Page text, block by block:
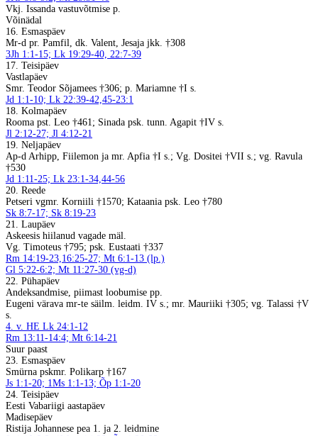
Vkj. Issanda vastuvõtmise p.
Võinädal
16. Esmaspäev
Mr-d pr. Pamfil, dk. Valent, Jesaja jkk. †308
3Jh 1:1-15; Lk 19:29-40, 22:7-39
17. Teisipäev
Vastlapäev
Smr. Teodor Sõjamees †306; p. Mariamne †I s.
Jd 1:1-10; Lk 22:39-42,45-23:1
18. Kolmapäev
Rooma pst. Leo †461; Sinada psk. tunn. Agapit †IV s.
Jl 2:12-27; Jl 4:12-21
19. Neljapäev
Ap-d Arhipp, Fiilemon ja mr. Apfia †I s.; Vg. Dositei †VII s.; vg. Ravula
†530
Jd 1:11-25; Lk 23:1-34,44-56
20. Reede
Petseri vgmr. Korniili †1570; Kataania psk. Leo †780
Sk 8:7-17; Sk 8:19-23
21. Laupäev
Askeesis hiilanud vagade mäl.
Vg. Timoteus †795; psk. Eustaati †337
Rm 14:19-23,16:25-27; Mt 6:1-13 (lp.)
Gl 5:22-6:2; Mt 11:27-30 (vg-d)
22. Pühapäev
Andeksandmise, piimast loobumise pp.
Eugeni värava mr-te säilm. leidm. IV s.; mr. Mauriiki †305; vg. Talassi †V
s.
4. v. HE Lk 24:1-12
Rm 13:11-14:4; Mt 6:14-21
Suur paast
23. Esmaspäev
Smürna pskmr. Polikarp †167
Js 1:1-20; 1Ms 1:1-13; Õp 1:1-20
24. Teisipäev
Eesti Vabariigi aastapäev
Madisepäev
Ristija Johannese pea 1. ja 2. leidmine